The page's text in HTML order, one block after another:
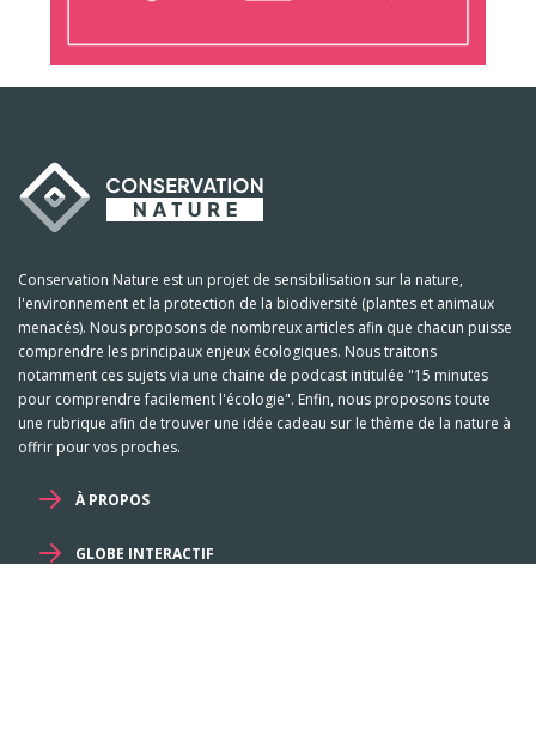
Conservation Nature est un projet de sensibilisation sur la nature,
l'environnement et la protection de la biodiversité (plantes et animaux
menacés). Nous proposons de nombreux articles afin que chacun puisse
comprendre les principaux enjeux écologiques. Nous traitons
notamment ces sujets via une chaine de podcast intitulée "15 minutes
pour comprendre facilement l'écologie". Enfin, nous proposons toute
une rubrique afin de trouver une idée cadeau sur le thème de la nature à
offrir pour vos proches.
À PROPOS
GLOBE INTERACTIF